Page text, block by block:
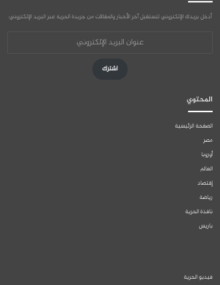
أدخل بريدك الإلكتروني لتستقبل آخر الأخبار والمقالات من جريدة الحرية عبر البريد الإلكتروني:
اشترك
المحتوي
الصفحة الرئيسية
مصر
أوروبا
العالم
إقتصاد
رياضة
نافذة الحرية
باريس
فيديو الحرية